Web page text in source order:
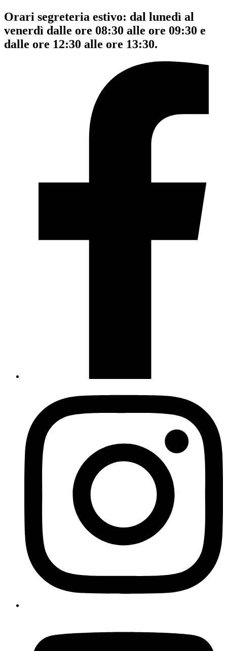
Orari segreteria estivo: dal lunedì al
venerdì dalle ore 08:30 alle ore 09:30 e
dalle ore 12:30 alle ore 13:30.